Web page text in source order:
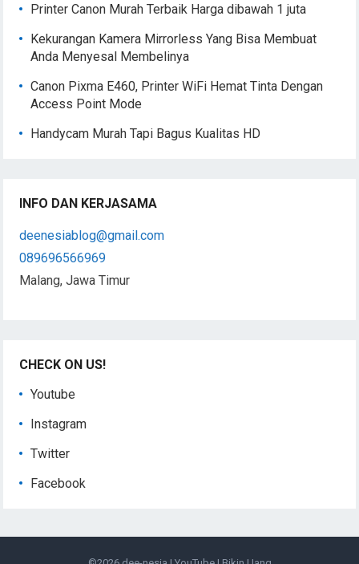
Printer Canon Murah Terbaik Harga dibawah 1 juta
Kekurangan Kamera Mirrorless Yang Bisa Membuat
Anda Menyesal Membelinya
Canon Pixma E460, Printer WiFi Hemat Tinta Dengan
Access Point Mode
Handycam Murah Tapi Bagus Kualitas HD
INFO DAN KERJASAMA
deenesiablog@gmail.com
089696566969
Malang, Jawa Timur
CHECK ON US!
Youtube
Instagram
Twitter
Facebook